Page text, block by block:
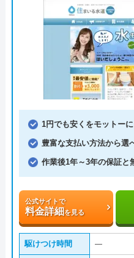
1円でも安くをモットーに
豊富な支払い方法から選
作業後1年～3年の保証と
公式サイトで
料金詳細を見る
駆けつけ時間 ―